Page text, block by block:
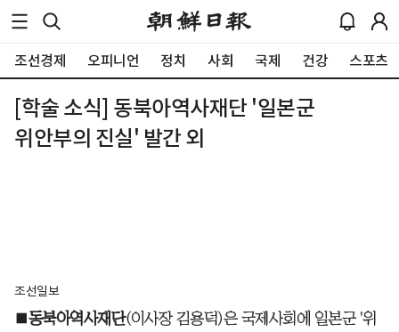
조선경제 오피니언 정치 사회 국제 건강 스포츠
[학술 소식] 동북아역사재단 '일본군
위안부의 진실' 발간 외
조선일보
■동북아역사재단(이사장 김용덕)은 국제사회에 일본군 '위